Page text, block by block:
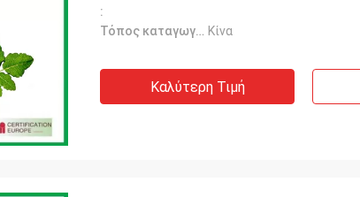
:
Τόπος καταγωγής Κίνα
Καλύτερη Τιμή